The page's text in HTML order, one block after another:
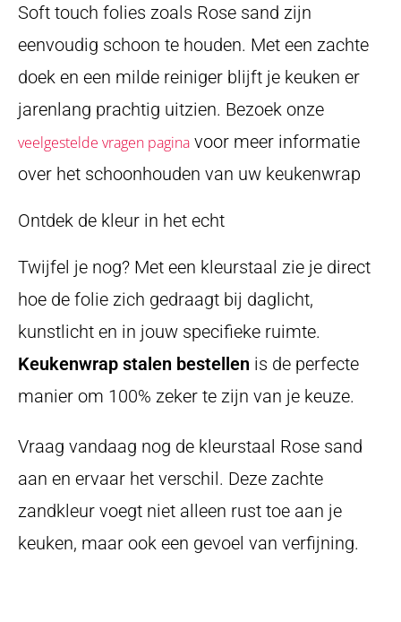
Soft touch folies zoals Rose sand zijn
eenvoudig schoon te houden. Met een zachte
doek en een milde reiniger blijft je keuken er
jarenlang prachtig uitzien. Bezoek onze
veelgestelde vragen pagina voor meer informatie
over het schoonhouden van uw keukenwrap
Ontdek de kleur in het echt
Twijfel je nog? Met een kleurstaal zie je direct
hoe de folie zich gedraagt bij daglicht,
kunstlicht en in jouw specifieke ruimte.
Keukenwrap stalen bestellen is de perfecte
manier om 100% zeker te zijn van je keuze.
Vraag vandaag nog de kleurstaal Rose sand
aan en ervaar het verschil. Deze zachte
zandkleur voegt niet alleen rust toe aan je
keuken, maar ook een gevoel van verfijning.